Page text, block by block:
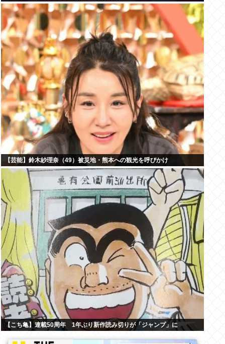
【芸能】鈴木紗理奈（49）被災地・熊本への観光を呼びかけ
【こち亀】連載50周年 1年ぶり新作読み切りが「ジャンプ」に